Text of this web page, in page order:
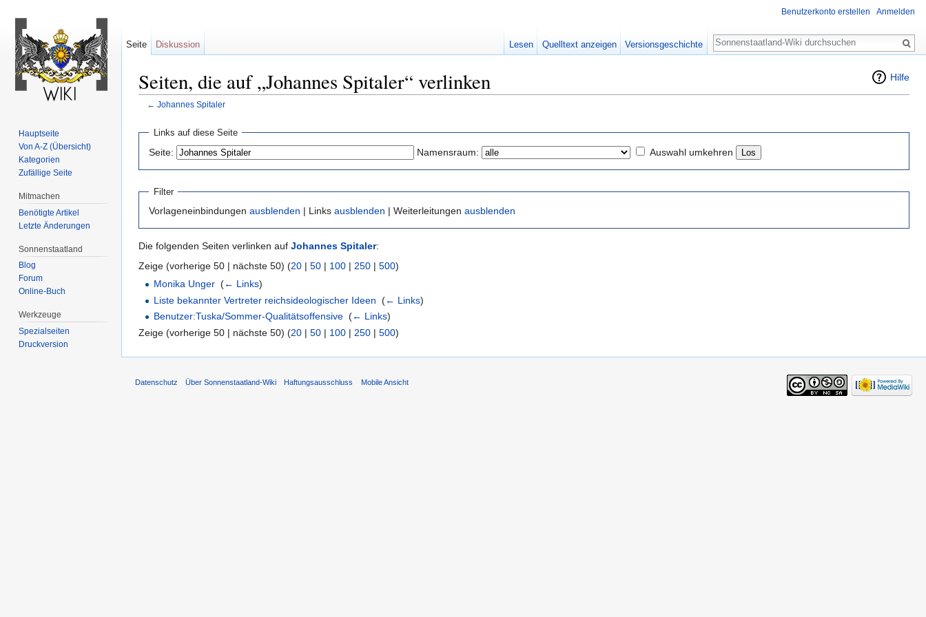
Hilfe
Seiten, die auf „Johannes Spitaler“ verlinken
← Johannes Spitaler
Links auf diese Seite
Seite: Namensraum: Auswahl umkehren
Filter
Vorlageneinbindungen ausblenden | Links ausblenden | Weiterleitungen ausblenden
Die folgenden Seiten verlinken auf Johannes Spitaler:
Zeige (vorherige 50 | nächste 50) (20 | 50 | 100 | 250 | 500)
Monika Unger ‎(← Links)
Liste bekannter Vertreter reichsideologischer Ideen ‎(← Links)
Benutzer:Tuska/Sommer-Qualitätsoffensive ‎(← Links)
Zeige (vorherige 50 | nächste 50) (20 | 50 | 100 | 250 | 500)
Benutzerkonto erstellen Anmelden
Seite Diskussion Lesen Quelltext anzeigen Versionsgeschichte
Suche
Hauptseite
Von A-Z (Übersicht)
Kategorien
Zufällige Seite
Mitmachen
Benötigte Artikel
Letzte Änderungen
Sonnenstaatland
Blog
Forum
Online-Buch
Werkzeuge
Spezialseiten
Druckversion
Datenschutz Über Sonnenstaatland-Wiki Haftungsausschluss Mobile Ansicht